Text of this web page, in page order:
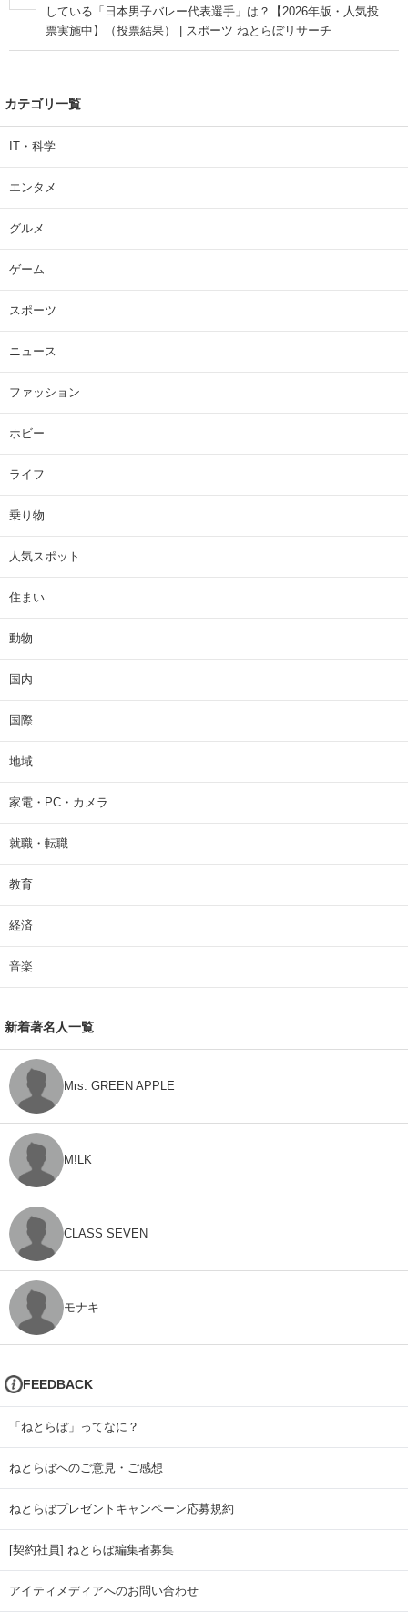
している「日本男子バレー代表選手」は？【2026年版・人気投
票実施中】（投票結果） | スポーツ ねとらぼリサーチ
カテゴリ一覧
IT・科学
エンタメ
グルメ
ゲーム
スポーツ
ニュース
ファッション
ホビー
ライフ
乗り物
人気スポット
住まい
動物
国内
国際
地域
家電・PC・カメラ
就職・転職
教育
経済
音楽
新着著名人一覧
Mrs. GREEN APPLE
M!LK
CLASS SEVEN
モナキ
FEEDBACK
「ねとらぼ」ってなに？
ねとらぼへのご意見・ご感想
ねとらぼプレゼントキャンペーン応募規約
[契約社員] ねとらぼ編集者募集
アイティメディアへのお問い合わせ